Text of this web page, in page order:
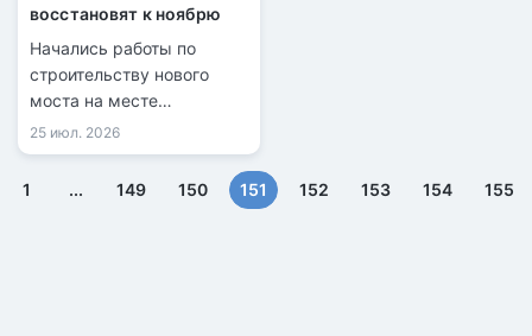
восстановят к ноябрю
Начались работы по
строительству нового
моста на месте
разрушенной переправы.
25 июл. 2026
1 ... 149 150 151 (текущая)
152 153 154 155